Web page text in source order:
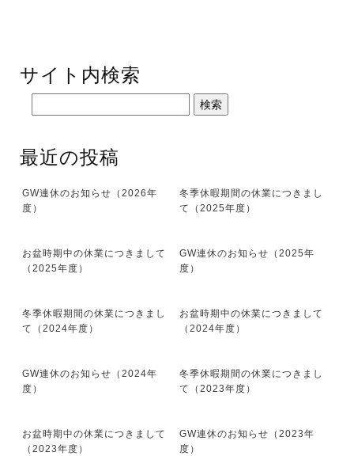
サイト内検索
最近の投稿
GW連休のお知らせ（2026年
度）
冬季休暇期間の休業につきまし
て（2025年度）
お盆時期中の休業につきまして
（2025年度）
GW連休のお知らせ（2025年
度）
冬季休暇期間の休業につきまし
て（2024年度）
お盆時期中の休業につきまして
（2024年度）
GW連休のお知らせ（2024年
度）
冬季休暇期間の休業につきまし
て（2023年度）
お盆時期中の休業につきまして
（2023年度）
GW連休のお知らせ（2023年
度）